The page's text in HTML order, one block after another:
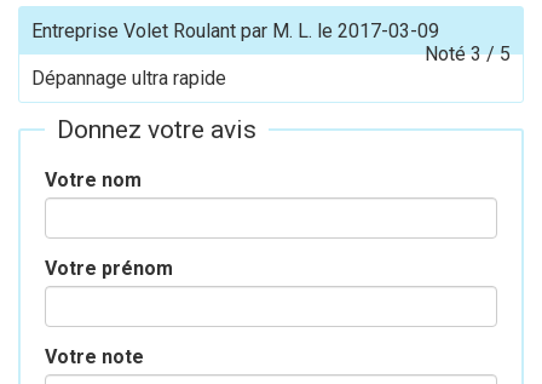
Entreprise Volet Roulant par M. L. le 2017-03-09
Noté3/5
Dépannage ultra rapide
Donnez votre avis
Votre nom
Votre prénom
Votre note